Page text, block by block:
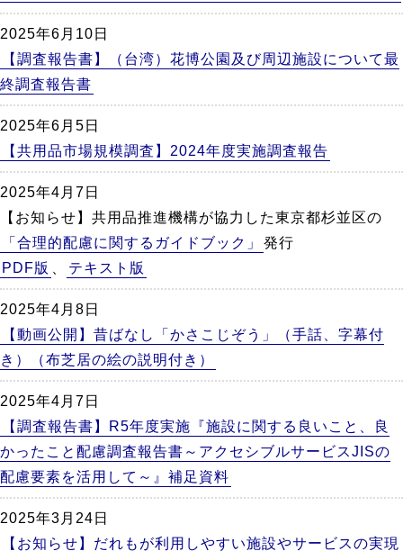
2025年6月10日
【調査報告書】（台湾）花博公園及び周辺施設について最
終調査報告書
2025年6月5日
【共用品市場規模調査】2024年度実施調査報告
2025年4月7日
【お知らせ】共用品推進機構が協力した東京都杉並区の
「合理的配慮に関するガイドブック」
発行
PDF版
テキスト版
2025年4月8日
【動画公開】昔ばなし「かさこじぞう」（手話、字幕付
き）（布芝居の絵の説明付き）
2025年4月7日
【調査報告書】R5年度実施『施設に関する良いこと、良
かったこと配慮調査報告書～アクセシブルサービスJISの
配慮要素を活用して～』補足資料
2025年3月24日
【お知らせ】だれもが利用しやすい施設やサービスの実現